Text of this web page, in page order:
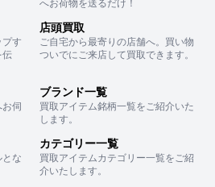
へお荷物を送るだけ！
す
伝
店頭買取
ご自宅から最寄りの店舗へ。買い物
ついでにご来店して買取できます。
伺
ブランド一覧
買取アイテム銘柄一覧をご紹介いた
します。
な
カテゴリー一覧
買取アイテムカテゴリー一覧をご紹
介いたします。